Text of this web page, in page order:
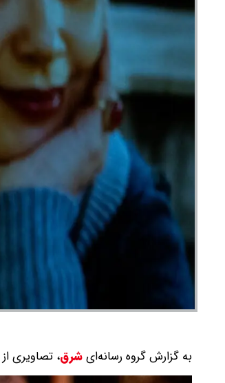
به گزارش گروه رسانه‌ایشرق، تصاویری